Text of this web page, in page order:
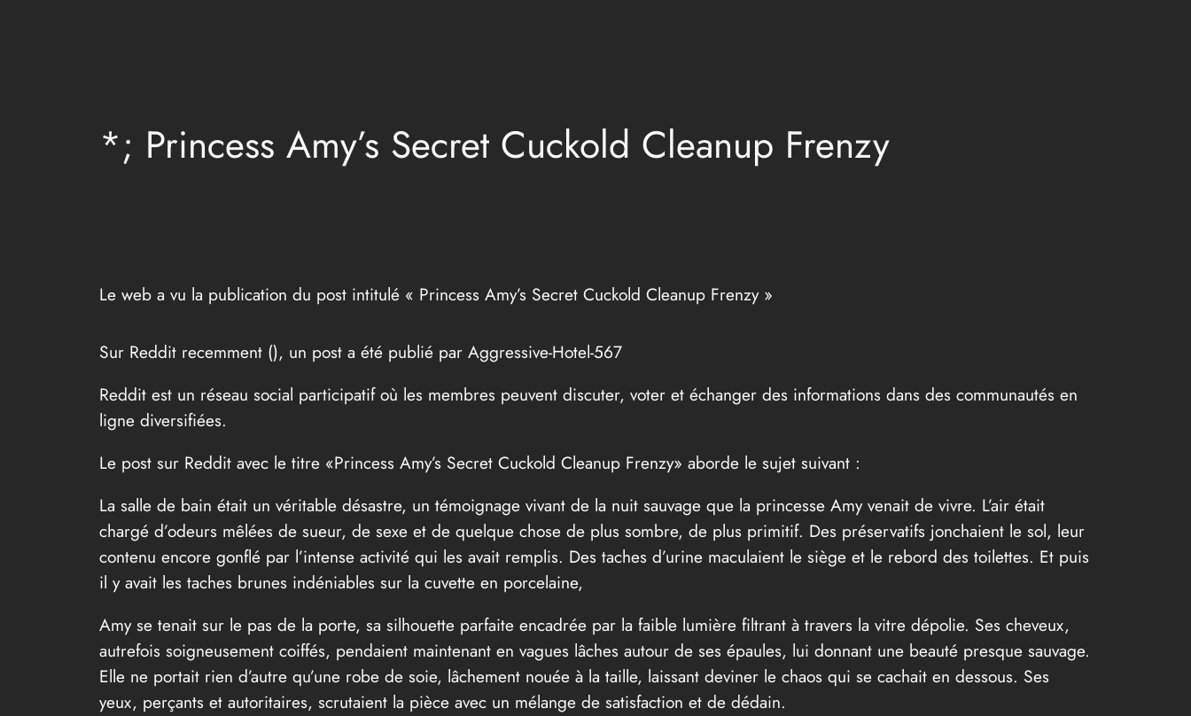
*; Princess Amy’s Secret Cuckold Cleanup Frenzy
Le web a vu la publication du post intitulé « Princess Amy’s Secret Cuckold Cleanup Frenzy »
Sur Reddit recemment (), un post a été publié par Aggressive-Hotel-567
Reddit est un réseau social participatif où les membres peuvent discuter, voter et échanger des informations dans des communautés en
ligne diversifiées.
Le post sur Reddit avec le titre «Princess Amy’s Secret Cuckold Cleanup Frenzy» aborde le sujet suivant :
La salle de bain était un véritable désastre, un témoignage vivant de la nuit sauvage que la princesse Amy venait de vivre. L’air était
chargé d’odeurs mêlées de sueur, de sexe et de quelque chose de plus sombre, de plus primitif. Des préservatifs jonchaient le sol, leur
contenu encore gonflé par l’intense activité qui les avait remplis. Des taches d’urine maculaient le siège et le rebord des toilettes. Et puis
il y avait les taches brunes indéniables sur la cuvette en porcelaine,
Amy se tenait sur le pas de la porte, sa silhouette parfaite encadrée par la faible lumière filtrant à travers la vitre dépolie. Ses cheveux,
autrefois soigneusement coiffés, pendaient maintenant en vagues lâches autour de ses épaules, lui donnant une beauté presque sauvage.
Elle ne portait rien d’autre qu’une robe de soie, lâchement nouée à la taille, laissant deviner le chaos qui se cachait en dessous. Ses
yeux, perçants et autoritaires, scrutaient la pièce avec un mélange de satisfaction et de dédain.